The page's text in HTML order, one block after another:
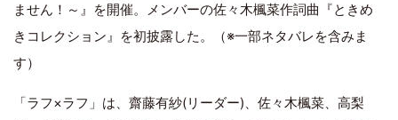
ません！～』を開催。メンバーの佐々木楓菜作詞曲『ときめ
きコレクション』を初披露した。（※一部ネタバレを含みま
す）
「ラフ×ラフ」は、齋藤有紗(リーダー)、佐々木楓菜、高梨